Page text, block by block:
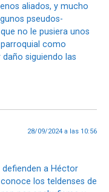
aliados, y mucho
pseudos-
no le pusiera unos
como
siguiendo las
28/09/2024 a las 10:56
defienden a Héctor
los teldenses de